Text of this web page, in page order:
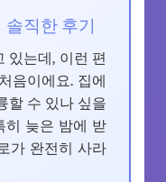
직한 후기
있는데, 이런 편
음이에요. 집에
할 수 있나 싶을
히 늦은 밤에 받
가 완전히 사라